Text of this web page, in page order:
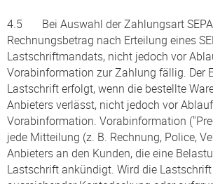
4.5 Bei Auswahl der Zahlungsart
Rechnungsbetrag nach Erteilung eines
Lastschriftmandats, nicht jedoch vor
Vorabinformation zur Zahlung fällig. Der
Lastschrift erfolgt, wenn die bestellte
Anbieters verlässt, nicht jedoch vor
Vorabinformation. Vorabinformation
jede Mitteilung (z. B. Rechnung, Police,
Anbieters an den Kunden, die eine
Lastschrift ankündigt. Wird die